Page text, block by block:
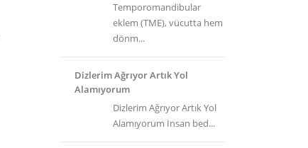
Temporomandibular
eklem (TME), vücutta hem
dönm...
Dizlerim Ağrıyor Artık Yol
Alamıyorum
Dizlerim Ağrıyor Artık Yol
Alamıyorum İnsan bed...